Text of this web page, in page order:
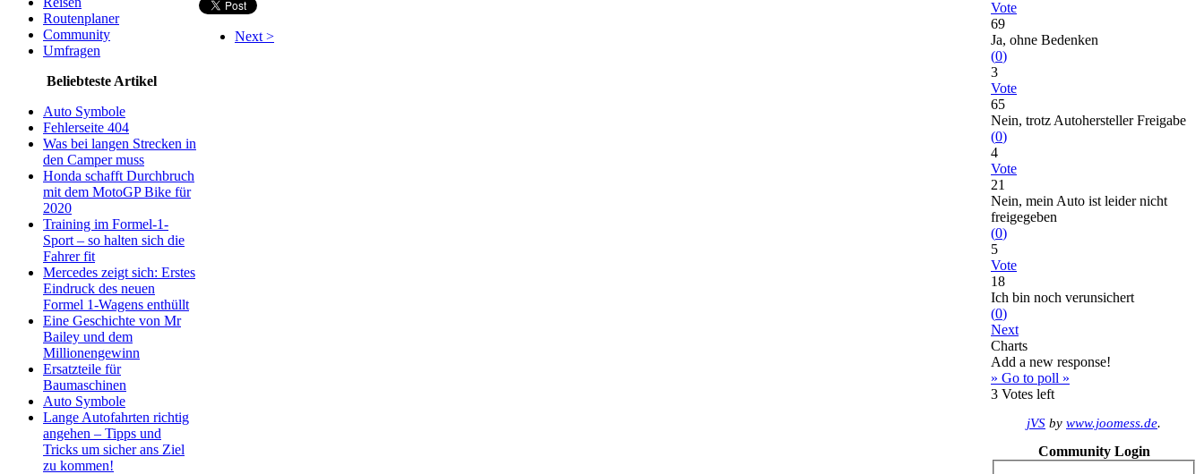
Routenplaner
Community
Umfragen
Beliebteste Artikel
Auto Symbole
Fehlerseite 404
Was bei langen Strecken in
den Camper muss
Honda schafft Durchbruch
mit dem MotoGP Bike für
2020
Training im Formel-1-
Sport – so halten sich die
Fahrer fit
Mercedes zeigt sich: Erstes
Eindruck des neuen
Formel 1-Wagens enthüllt
Eine Geschichte von Mr
Bailey und dem
Millionengewinn
Ersatzteile für
Baumaschinen
Auto Symbole
Lange Autofahrten richtig
angehen – Tipps und
Tricks um sicher ans Ziel
zu kommen!
Next >
Vote
69
Ja, ohne Bedenken
(0)
3
Vote
65
Nein, trotz Autohersteller Freigabe
(0)
4
Vote
21
Nein, mein Auto ist leider nicht
freigegeben
(0)
5
Vote
18
Ich bin noch verunsichert
(0)
Next
Charts
Add a new response!
» Go to poll »
3 Votes left
jVS by www.joomess.de.
Community Login